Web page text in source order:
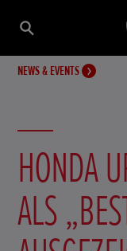
NEWS & EVENTS
HONDA
ALS